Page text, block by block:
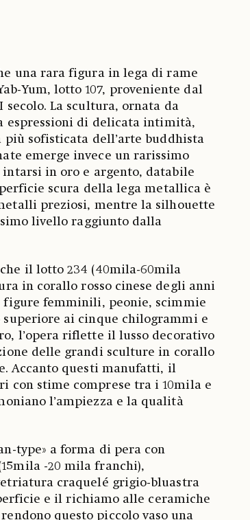
una rara figura in lega di rame
Yum, lotto 107, proveniente dal
La scultura, ornata da
espressioni di delicata intimità,
sofisticata dell’arte buddhista
emerge invece un rarissimo
intarsi in oro e argento, databile
scura della lega metallica è
preziosi, mentre la silhouette
livello raggiunto dalla
il lotto 234 (40mila-60mila
in corallo rosso cinese degli anni
figure femminili, peonie, scimmie
superiore ai cinque chilogrammi e
l’opera riflette il lusso decorativo
delle grandi sculture in corallo
Accanto questi manufatti, il
con stime comprese tra i 10mila e
l’ampiezza e la qualità
type» a forma di pera con
-20 mila franchi),
craquelé grigio-bluastra
e il richiamo alle ceramiche
questo piccolo vaso una